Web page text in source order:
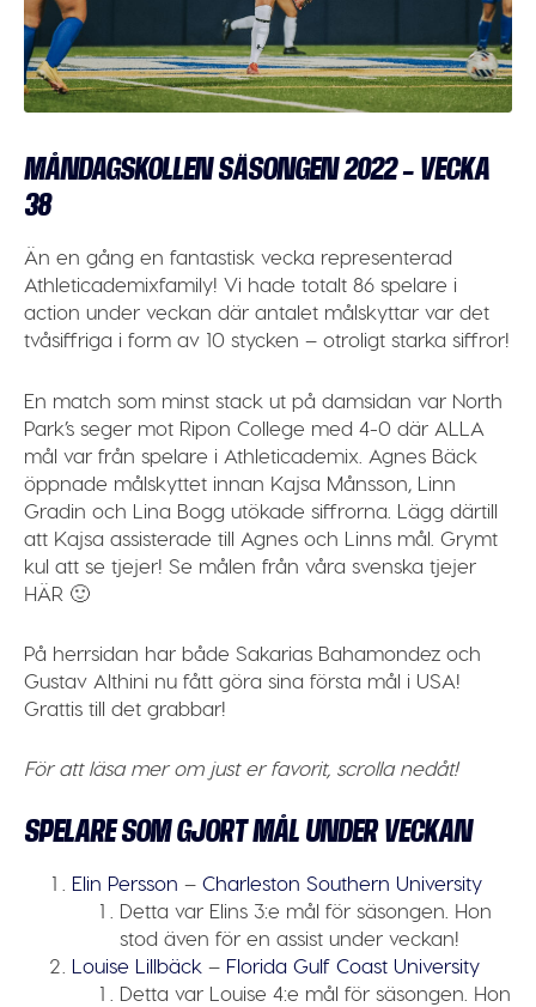
MÅNDAGSKOLLEN SÄSONGEN 2022 – VECKA
38
Än en gång en fantastisk vecka representerad
Athleticademixfamily! Vi hade totalt 86 spelare i
action under veckan där antalet målskyttar var det
tvåsiffriga i form av 10 stycken – otroligt starka siffror!
En match som minst stack ut på damsidan var North
Park’s seger mot Ripon College med 4-0 där ALLA
mål var från spelare i Athleticademix. Agnes Bäck
öppnade målskyttet innan Kajsa Månsson, Linn
Gradin och Lina Bogg utökade siffrorna. Lägg därtill
att Kajsa assisterade till Agnes och Linns mål. Grymt
kul att se tjejer! Se målen från våra svenska tjejer
HÄR 🙂
På herrsidan har både Sakarias Bahamondez och
Gustav Althini nu fått göra sina första mål i USA!
Grattis till det grabbar!
För att läsa mer om just er favorit, scrolla nedåt!
SPELARE SOM GJORT MÅL UNDER VECKAN
Elin Persson –Charleston Southern University
Detta var Elins 3:e mål för säsongen. Hon
stod även för en assist under veckan!
Louise Lillbäck – Florida Gulf Coast University
Detta var Louise 4:e mål för säsongen. Hon